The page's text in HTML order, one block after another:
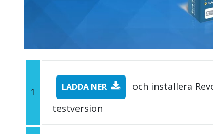
1 LADDA NER
och installera
testversion